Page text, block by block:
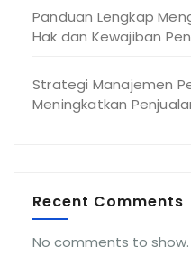
Panduan Lengkap
Hak dan Kewajiban
Strategi Manajemen
Meningkatkan
Recent Comments
No comments to show.